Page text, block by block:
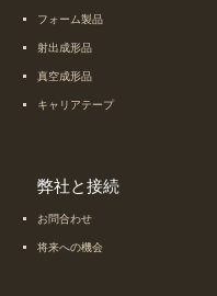
フォーム製品
射出成形品
真空成形品
キャリアテープ
弊社と接続
お問合わせ
将来への機会